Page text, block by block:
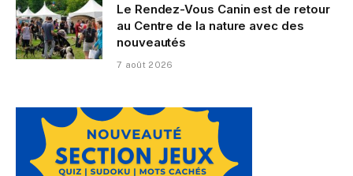
Le Rendez-Vous Canin est de retour
au Centre de la nature avec des
nouveautés
7 août 2026